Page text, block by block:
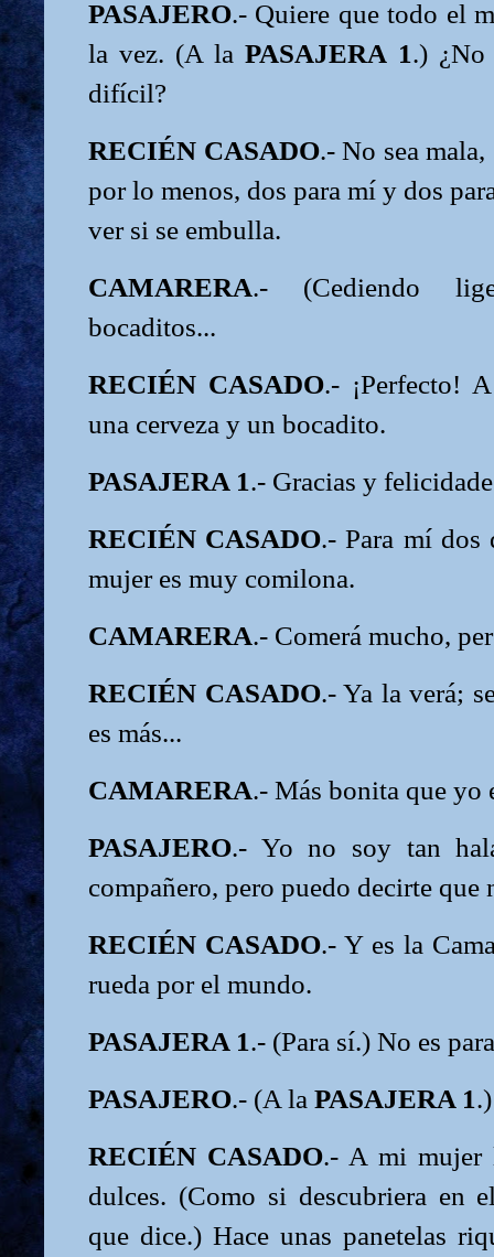
PASAJERO.- Quiere que todo el
la vez. (A laPASAJERA 1.) ¿No
difícil?
RECIÉN CASADO.- No sea mala,
por lo menos, dos para mí y dos
ver si se embulla.
CAMARERA.- (Cediendo
bocaditos...
RECIÉN CASADO.- ¡Perfecto!
una cerveza y un bocadito.
PASAJERA 1.- Gracias y
RECIÉN CASADO.- Para mí dos
mujer es muy comilona.
CAMARERA.- Comerá mucho,
RECIÉN CASADO.- Ya la verá;
es más...
CAMARERA.- Más bonita que yo
PASAJERO.- Yo no soy tan
compañero, pero puedo decirte que
RECIÉN CASADO.- Y es la
rueda por el mundo.
PASAJERA 1.- (Para sí.) No es
PASAJERO.- (A la PASAJERA 1
RECIÉN CASADO.- A mi mujer
dulces. (Como si descubriera en
que dice.) Hace unas panetelas